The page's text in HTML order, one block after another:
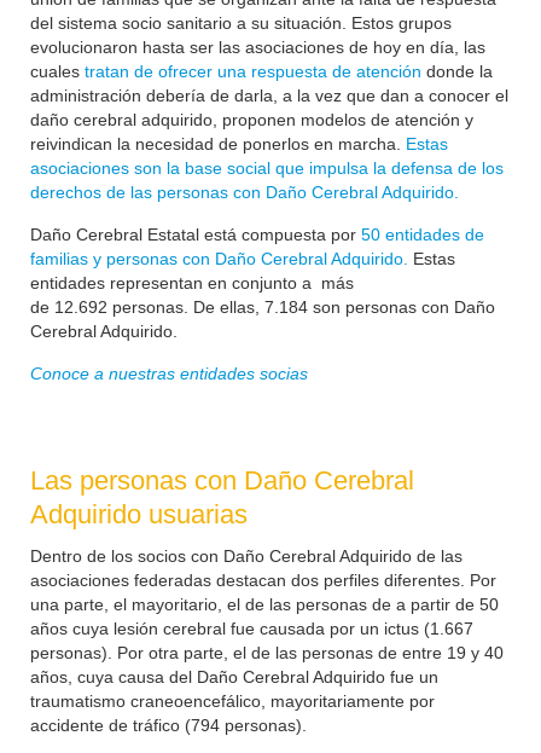
del sistema socio sanitario a su situación. Estos grupos
evolucionaron hasta ser las asociaciones de hoy en día, las
cuales tratan de ofrecer una respuesta de atención donde la
administración debería de darla, a la vez que dan a conocer el
daño cerebral adquirido, proponen modelos de atención y
reivindican la necesidad de ponerlos en marcha. Estas
asociaciones son la base social que impulsa la defensa de los
derechos de las personas con Daño Cerebral Adquirido.
Daño Cerebral Estatal está compuesta por 50 entidades de
familias y personas con Daño Cerebral Adquirido. Estas
entidades representan en conjunto a más
de 12.692 personas. De ellas, 7.184 son personas con Daño
Cerebral Adquirido.
Conoce a nuestras entidades socias
Las personas con Daño Cerebral
Adquirido usuarias
Dentro de los socios con Daño Cerebral Adquirido de las
asociaciones federadas destacan dos perfiles diferentes. Por
una parte, el mayoritario, el de las personas de a partir de 50
años cuya lesión cerebral fue causada por un ictus (1.667
personas). Por otra parte, el de las personas de entre 19 y 40
años, cuya causa del Daño Cerebral Adquirido fue un
traumatismo craneoencefálico, mayoritariamente por
accidente de tráfico (794 personas).